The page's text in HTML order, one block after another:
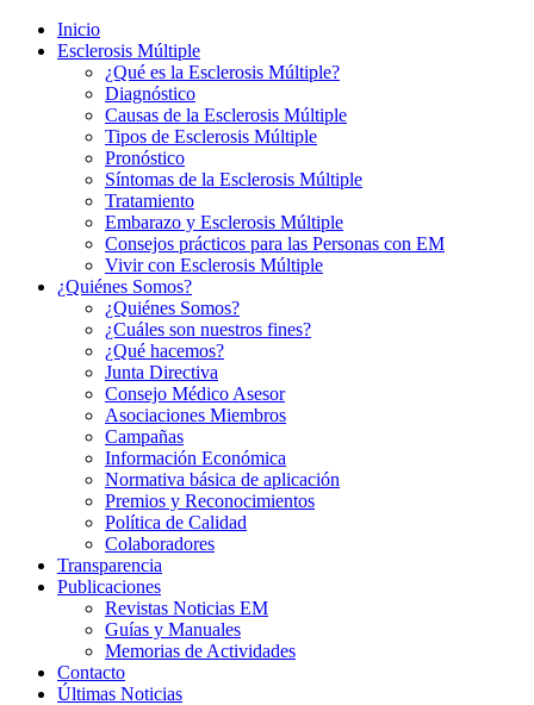
Inicio
Esclerosis Múltiple
¿Qué es la Esclerosis Múltiple?
Diagnóstico
Causas de la Esclerosis Múltiple
Tipos de Esclerosis Múltiple
Pronóstico
Síntomas de la Esclerosis Múltiple
Tratamiento
Embarazo y Esclerosis Múltiple
Consejos prácticos para las Personas con EM
Vivir con Esclerosis Múltiple
¿Quiénes Somos?
¿Quiénes Somos?
¿Cuáles son nuestros fines?
¿Qué hacemos?
Junta Directiva
Consejo Médico Asesor
Asociaciones Miembros
Campañas
Información Económica
Normativa básica de aplicación
Premios y Reconocimientos
Política de Calidad
Colaboradores
Transparencia
Publicaciones
Revistas Noticias EM
Guías y Manuales
Memorias de Actividades
Contacto
Últimas Noticias